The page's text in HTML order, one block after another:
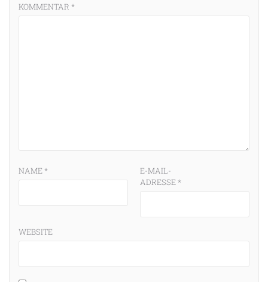
KOMMENTAR *
NAME*
E-MAIL-
ADRESSE*
WEBSITE